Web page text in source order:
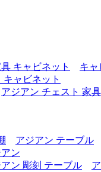
キャビネット
キャ
ャビネット
アジアン チェスト 家
アジアン テーブル
ン
ン 彫刻 テーブル